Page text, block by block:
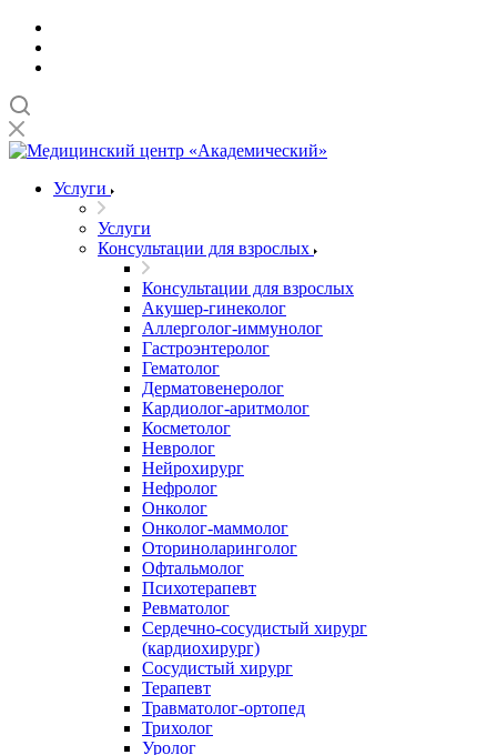
Услуги
Услуги
Консультации для взрослых
Консультации для взрослых
Акушер-гинеколог
Аллерголог-иммунолог
Гастроэнтеролог
Гематолог
Дерматовенеролог
Кардиолог-аритмолог
Косметолог
Невролог
Нейрохирург
Нефролог
Онколог
Онколог-маммолог
Оториноларинголог
Офтальмолог
Психотерапевт
Ревматолог
Сердечно-сосудистый хирург
(кардиохирург)
Сосудистый хирург
Терапевт
Травматолог-ортопед
Трихолог
Уролог